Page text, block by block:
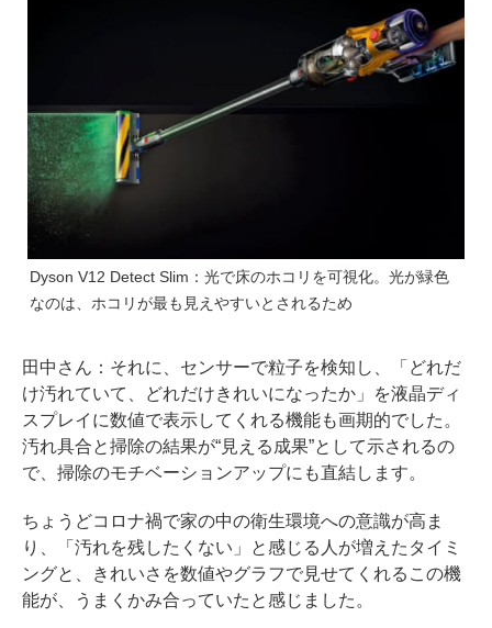
Dyson V12 Detect Slim：光で床のホコリを可視化。光が緑色
なのは、ホコリが最も見えやすいとされるため
田中さん ：それに、センサーで粒子を検知し、「どれだ
け汚れていて、どれだけきれいになったか」を液晶ディ
スプレイに数値で表示してくれる機能も画期的でした。
汚れ具合と掃除の結果が“見える成果”として示されるの
で、掃除のモチベーションアップにも直結します。
ちょうどコロナ禍で家の中の衛生環境への意識が高ま
り、「汚れを残したくない」と感じる人が増えたタイミ
ングと、きれいさを数値やグラフで見せてくれるこの機
能が、うまくかみ合っていたと感じました。